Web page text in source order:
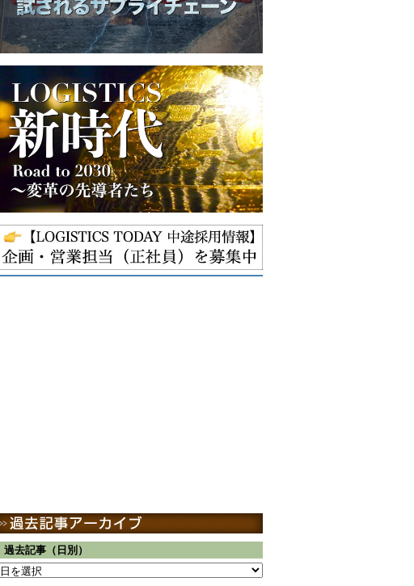
過去記事（日別）